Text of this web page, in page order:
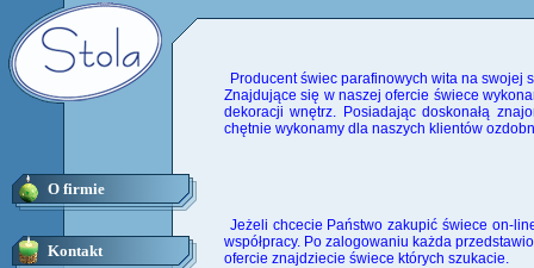
O firmie
Kontakt
Producent świec parafinowych wita na swojej
Znajdujące się w naszej ofercie świece
dekoracji wnętrz. Posiadając doskonałą
chętnie wykonamy dla naszych klientów
Jeżeli chcecie Państwo zakupić świece on-
współpracy. Po zalogowaniu każda
ofercie znajdziecie świece których szukacie.